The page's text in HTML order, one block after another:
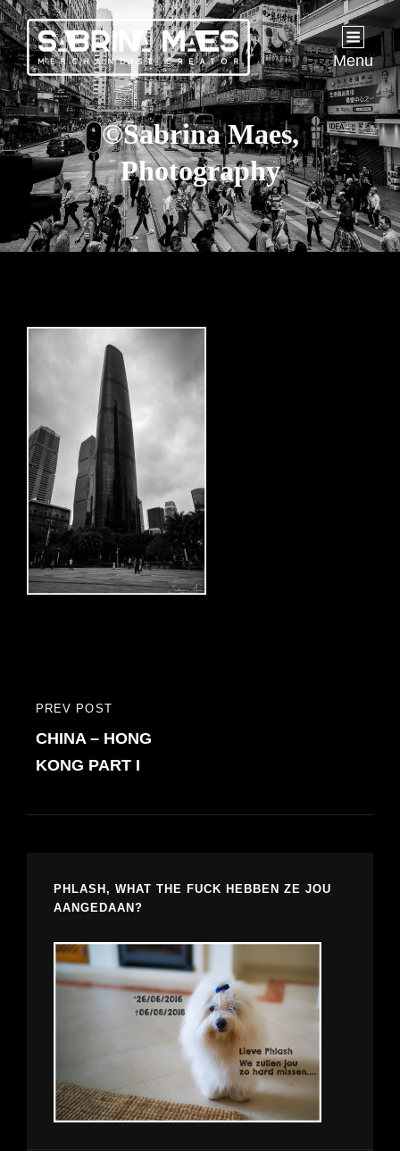
Menu
©Sabrina Maes,
Photography
Bericht
navigatie
PREVIOUS
POST
PREV POST
CHINA – HONG
KONG PART I
PHLASH, WHAT THE FUCK HEBBEN ZE JOU
AANGEDAAN?